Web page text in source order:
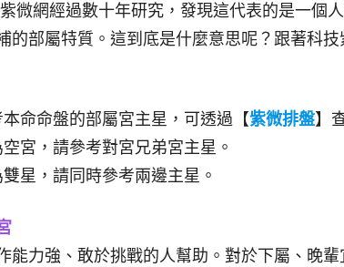
微網經過數十年研究，發現這代表的是一個
的部屬特質。這到底是什麼意思呢？跟著科技
命命盤的部屬宮主星，可透過【紫微排盤】
宮，請參考對宮兄弟宮主星。
星，請同時參考兩邊主星。
能力強、敢於挑戰的人幫助。對於下屬、晚